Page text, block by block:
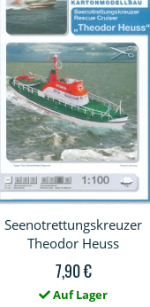
Seenotrettungskreuzer
Theodor Heuss
7,90 €
Auf Lager